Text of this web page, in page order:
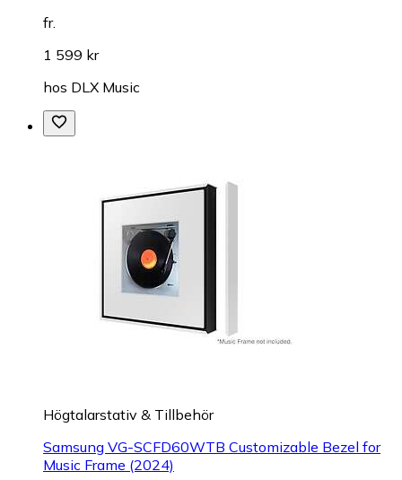
fr.
1 599 kr
hos DLX Music
Högtalarstativ & Tillbehör
Samsung VG-SCFD60WTB Customizable Bezel for
Music Frame (2024)